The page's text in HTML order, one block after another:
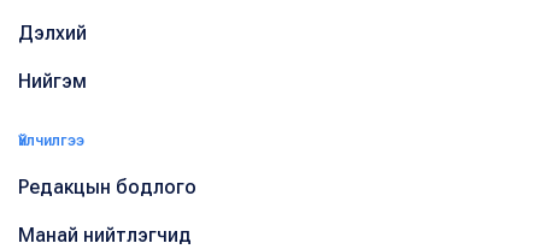
Дэлхий
Нийгэм
Үйлчилгээ
Редакцын бодлого
Манай нийтлэгчид